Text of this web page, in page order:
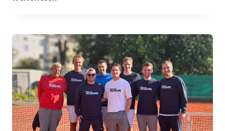
Norddeutschen
Meisterschaften
–
Lio
Keller
Überzeugt
Im
Doppel